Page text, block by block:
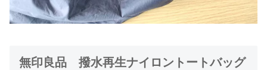
無印良品 撥水再生ナイロントートバッグ